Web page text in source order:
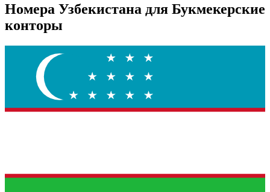
Номера Узбекистана для Букмекерские
конторы